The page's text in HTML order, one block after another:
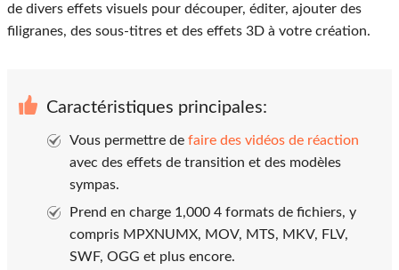
de divers effets visuels pour découper, éditer, ajouter des
filigranes, des sous-titres et des effets 3D à votre création.
Caractéristiques principales:
Vous permettre de faire des vidéos de réaction
avec des effets de transition et des modèles
sympas.
Prend en charge 1,000 4 formats de fichiers, y
compris MPXNUMX, MOV, MTS, MKV, FLV,
SWF, OGG et plus encore.